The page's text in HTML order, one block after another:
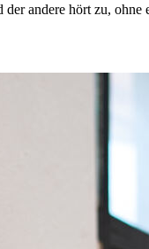
andere hört zu,